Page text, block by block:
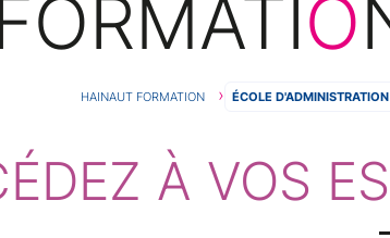
O
FIL
HAINAUT FORMATION ÉCOLE D'ADMINISTRATION
À VOS